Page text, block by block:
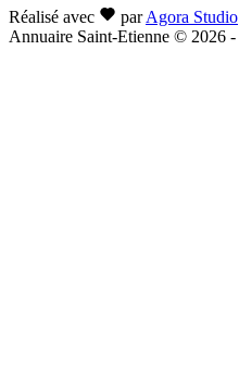
Réalisé avec par Agora Studio
Annuaire Saint-Etienne © 2026 -